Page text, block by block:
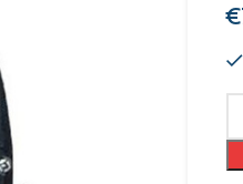
€